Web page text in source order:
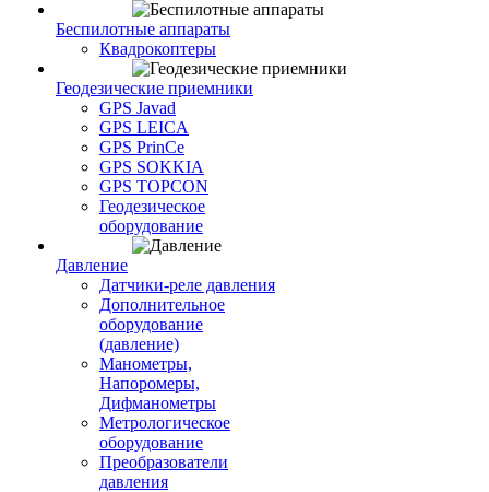
Беспилотные аппараты
Квадрокоптеры
Геодезические приемники
GPS Javad
GPS LEICA
GPS PrinCe
GPS SOKKIA
GPS TOPCON
Геодезическое
оборудование
Давление
Датчики-реле давления
Дополнительное
оборудование
(давление)
Манометры,
Напоромеры,
Дифманометры
Метрологическое
оборудование
Преобразователи
давления